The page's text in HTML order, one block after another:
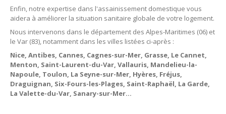
Enfin, notre expertise dans l'assainissement domestique vous
aidera à améliorer la situation sanitaire globale de votre logement.
Nous intervenons dans le département des Alpes-Maritimes (06) et
le Var (83), notamment dans les villes listées ci-après :
Nice, Antibes, Cannes, Cagnes-sur-Mer, Grasse, Le Cannet,
Menton, Saint-Laurent-du-Var, Vallauris, Mandelieu-la-
Napoule, Toulon, La Seyne-sur-Mer, Hyères, Fréjus,
Draguignan, Six-Fours-les-Plages, Saint-Raphaël, La Garde,
La Valette-du-Var, Sanary-sur-Mer...